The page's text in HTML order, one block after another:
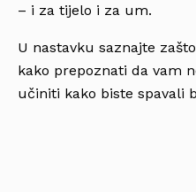
– i za tijelo i za um.
U nastavku saznajte
kako prepoznati da vam
učiniti kako biste spavali